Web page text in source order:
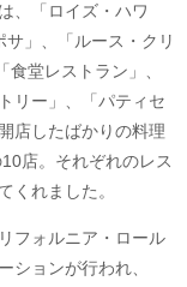
、「ロイズ・ハワ
」、「ルース・クリ
堂レストラン」、
リー」、「パティセ
店したばかりの料理
店。それぞれのレス
くれました。
フォルニア・ロール
ションが行われ、